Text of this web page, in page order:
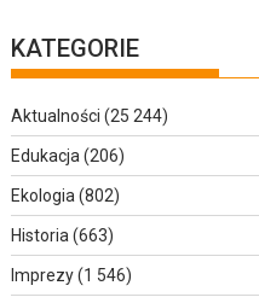
KATEGORIE
Aktualności (25 244)
Edukacja (206)
Ekologia (802)
Historia (663)
Imprezy(1 546)